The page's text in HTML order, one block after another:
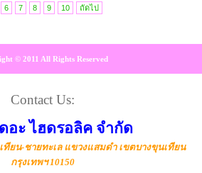
6 7 8 9 10 ถัดไป
© 2011 All Rights Reserved
Contact Us:
อะ ไฮดรอลิค จำกัด
ทียน-ชายทะเล แขวงแสมดำ เขตบางขุนเทียน
กรุงเทพฯ 10150